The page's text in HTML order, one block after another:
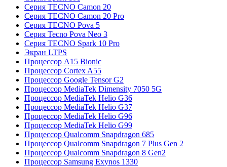
Серия TECNO Camon 20
Серия TECNO Camon 20 Pro
Серия TECNO Pova 5
Серия Tecno Pova Neo 3
Серия TECNO Spark 10 Pro
Экран LTPS
Процессор A15 Bionic
Процессор Cortex A55
Процессор Google Tensor G2
Процессор MediaTek Dimensity 7050 5G
Процессор MediaTek Helio G36
Процессор MediaTek Helio G37
Процессор MediaTek Helio G96
Процессор MediaTek Helio G99
Процессор Qualcomm Snapdragon 685
Процессор Qualcomm Snapdragon 7 Plus Gen 2
Процессор Qualcomm Snapdragon 8 Gen2
Процессор Samsung Exynos 1330